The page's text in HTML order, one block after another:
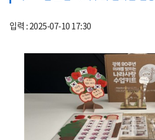
입력 : 2025-07-10 17:30